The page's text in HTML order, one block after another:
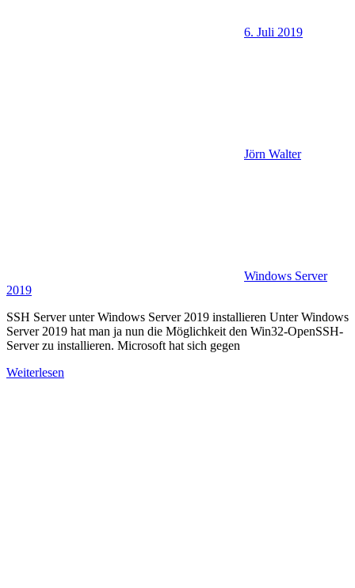
6. Juli 2019
Jörn Walter
Windows Server
2019
SSH Server unter Windows Server 2019 installieren Unter Windows
Server 2019 hat man ja nun die Möglichkeit den Win32-OpenSSH-
Server zu installieren. Microsoft hat sich gegen
Weiterlesen